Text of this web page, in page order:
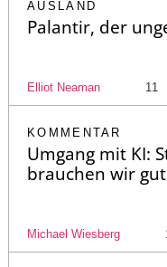
AUSLAND
Palantir, der
Elliot Neaman 11
KOMMENTAR
Umgang mit KI:
brauchen wir
Michael Wiesberg